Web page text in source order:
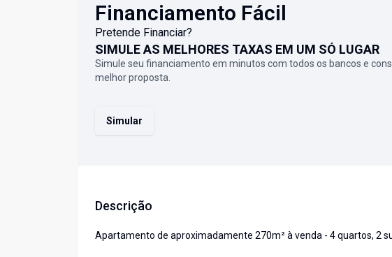
Financiamento Fácil
Pretende Financiar?
SIMULE AS MELHORES TAXAS EM UM SÓ LUGAR
Simule seu financiamento em minutos com todos os bancos e
melhor proposta.
Simular
Descrição
Apartamento de aproximadamente 270m² à venda - 4 quartos, 2